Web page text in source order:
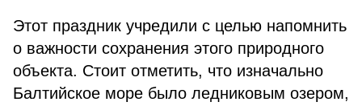
Этот праздник учредили с целью напомнить
о важности сохранения этого природного
объекта. Стоит отметить, что изначально
Балтийское море было ледниковым озером,